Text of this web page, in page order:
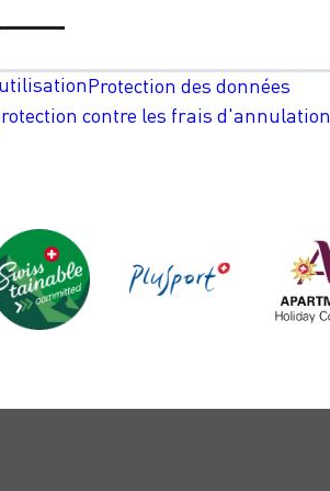
Protection des données
contre les frais d'annulation